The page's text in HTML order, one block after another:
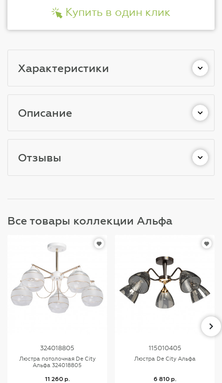
Купить в один клик
Характеристики
Описание
Отзывы
Все товары коллекции Альфа
324018805
Люстра потолочная De City
Альфа 324018805
11 260 р.
115010405
Люстра De City Альфа
6 810 р.